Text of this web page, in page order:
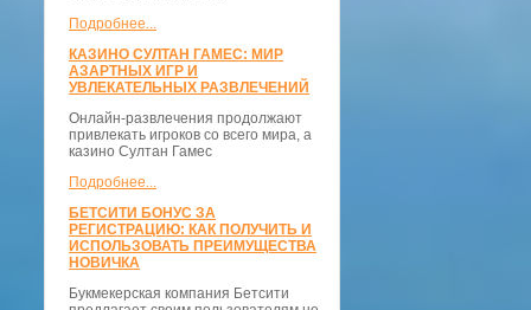
Подробнее...
КАЗИНО СУЛТАН ГАМЕС: МИР
АЗАРТНЫХ ИГР И
УВЛЕКАТЕЛЬНЫХ РАЗВЛЕЧЕНИЙ
Онлайн-развлечения продолжают
привлекать игроков со всего мира, а
казино Султан Гамес
Подробнее...
БЕТСИТИ БОНУС ЗА
РЕГИСТРАЦИЮ: КАК ПОЛУЧИТЬ И
ИСПОЛЬЗОВАТЬ ПРЕИМУЩЕСТВА
НОВИЧКА
Букмекерская компания Бетсити